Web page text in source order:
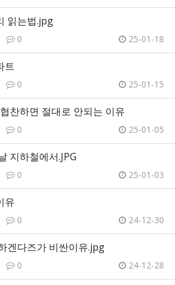
읽는법.jpg
0 25-01-18
트
0 25-01-15
찬하면 절대로 안되는 이유
0 25-01-05
지하철에서.JPG
0 25-01-03
유
0 24-12-30
겐다즈가 비싼이유.jpg
0 24-12-28